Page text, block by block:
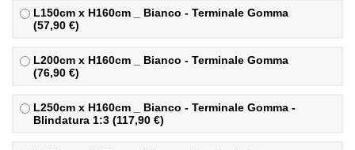
L150cm x H160cm _ Bianco - Terminale Gomma
(57,90 €)
L200cm x H160cm _ Bianco - Terminale Gomma
(76,90 €)
L250cm x H160cm _ Bianco - Terminale Gomma -
Blindatura 1:3 (117,90 €)